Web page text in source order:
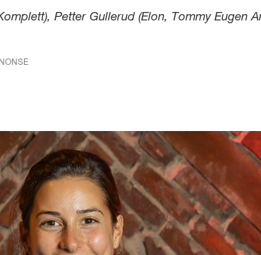
Petter Gullerud (Elon, Tommy Eugen